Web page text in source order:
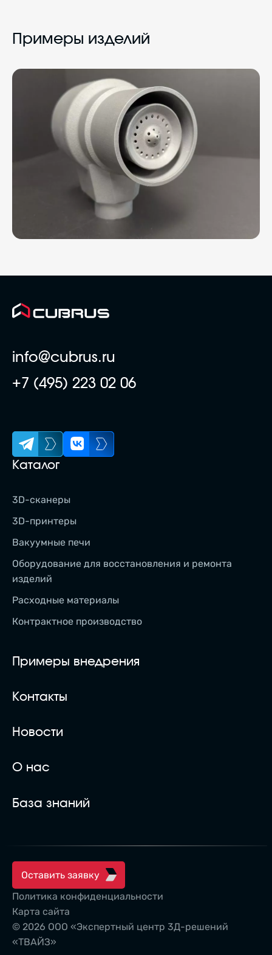
Примеры изделий
info@cubrus.ru
+7 (495) 223 02 06
Каталог
3D-сканеры
3D-принтеры
Вакуумные печи
Оборудование для восстановления и ремонта
изделий
Расходные материалы
Контрактное производство
Примеры внедрения
Контакты
Новости
О нас
База знаний
Оставить заявку
Политика конфиденциальности
Карта сайта
© 2026 ООО «Экспертный центр 3Д-решений
«ТВАЙЗ»